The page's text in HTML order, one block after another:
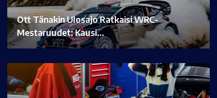
Ott Tänakin Ulosajo Ratkaisi WRC-
Mestaruudet: Kausi…